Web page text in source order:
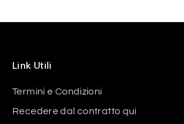
Link Utili
Termini e Condizioni
Recedere dal contratto qui